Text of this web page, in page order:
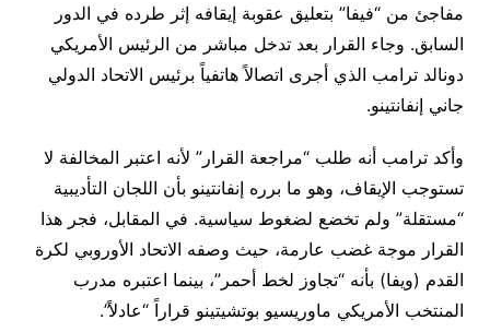
مفاجئ من “فيفا” بتعليق عقوبة إيقافه إثر طرده في الدور
السابق. وجاء القرار بعد تدخل مباشر من الرئيس الأمريكي
دونالد ترامب الذي أجرى اتصالاً هاتفياً برئيس الاتحاد الدولي
جاني إنفانتينو.
وأكد ترامب أنه طلب “مراجعة القرار” لأنه اعتبر المخالفة لا
تستوجب الإيقاف، وهو ما برره إنفانتينو بأن اللجان التأديبية
“مستقلة” ولم تخضع لضغوط سياسية. في المقابل، فجر هذا
القرار موجة غضب عارمة، حيث وصفه الاتحاد الأوروبي لكرة
القدم (ويفا) بأنه “تجاوز لخط أحمر”، بينما اعتبره مدرب
المنتخب الأمريكي ماوريسيو بوتشيتينو قراراً “عادلاً”.